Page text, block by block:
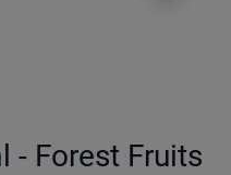
- Forest Fruits